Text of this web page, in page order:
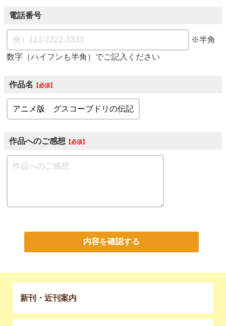
電話番号
※半角
数字（ハイフンも半角）でご記入ください
作品名 必須
作品へのご感想 必須
内容を確認する
新刊・近刊案内